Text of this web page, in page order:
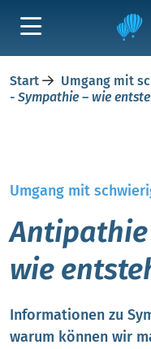
Start Umgang mit
- Sympathie – wie
Umgang mit
wie
Informationen zu
warum können wir